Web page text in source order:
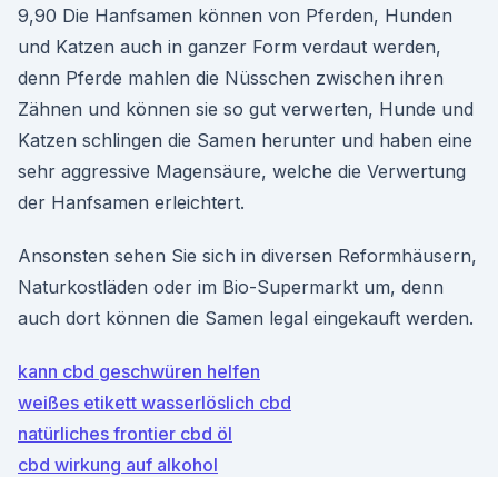
9,90 Die Hanfsamen können von Pferden, Hunden
und Katzen auch in ganzer Form verdaut werden,
denn Pferde mahlen die Nüsschen zwischen ihren
Zähnen und können sie so gut verwerten, Hunde und
Katzen schlingen die Samen herunter und haben eine
sehr aggressive Magensäure, welche die Verwertung
der Hanfsamen erleichtert.
Ansonsten sehen Sie sich in diversen Reformhäusern,
Naturkostläden oder im Bio-Supermarkt um, denn
auch dort können die Samen legal eingekauft werden.
kann cbd geschwüren helfen
weißes etikett wasserlöslich cbd
natürliches frontier cbd öl
cbd wirkung auf alkohol